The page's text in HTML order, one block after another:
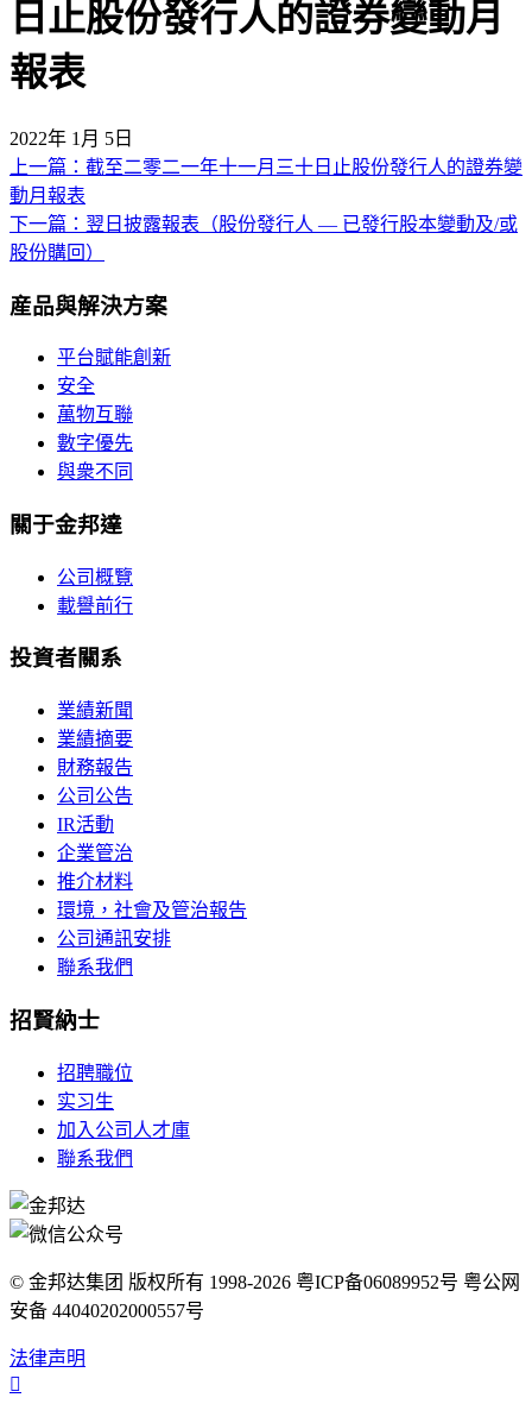
日止股份發行人的證券變動月
報表
2022年 1月 5日
文
章
導
覽
上一篇：截至二零二一年十一月三十日止股份發行人的證券變
動月報表
下一篇：翌日披露報表（股份發行人 — 已發行股本變動及/或
股份購回）
産品與解決方案
平台賦能創新
安全
萬物互聯
數字優先
與衆不同
關于金邦達
公司概覽
載譽前行
投資者關系
業績新聞
業績摘要
財務報告
公司公告
IR活動
企業管治
推介材料
環境，社會及管治報告
公司通訊安排
聯系我們
招賢納士
招聘職位
实习生
加入公司人才庫
聯系我們
© 金邦达集团 版权所有 1998-2026 粤ICP备06089952号 粤公网
安备 44040202000557号
法律声明